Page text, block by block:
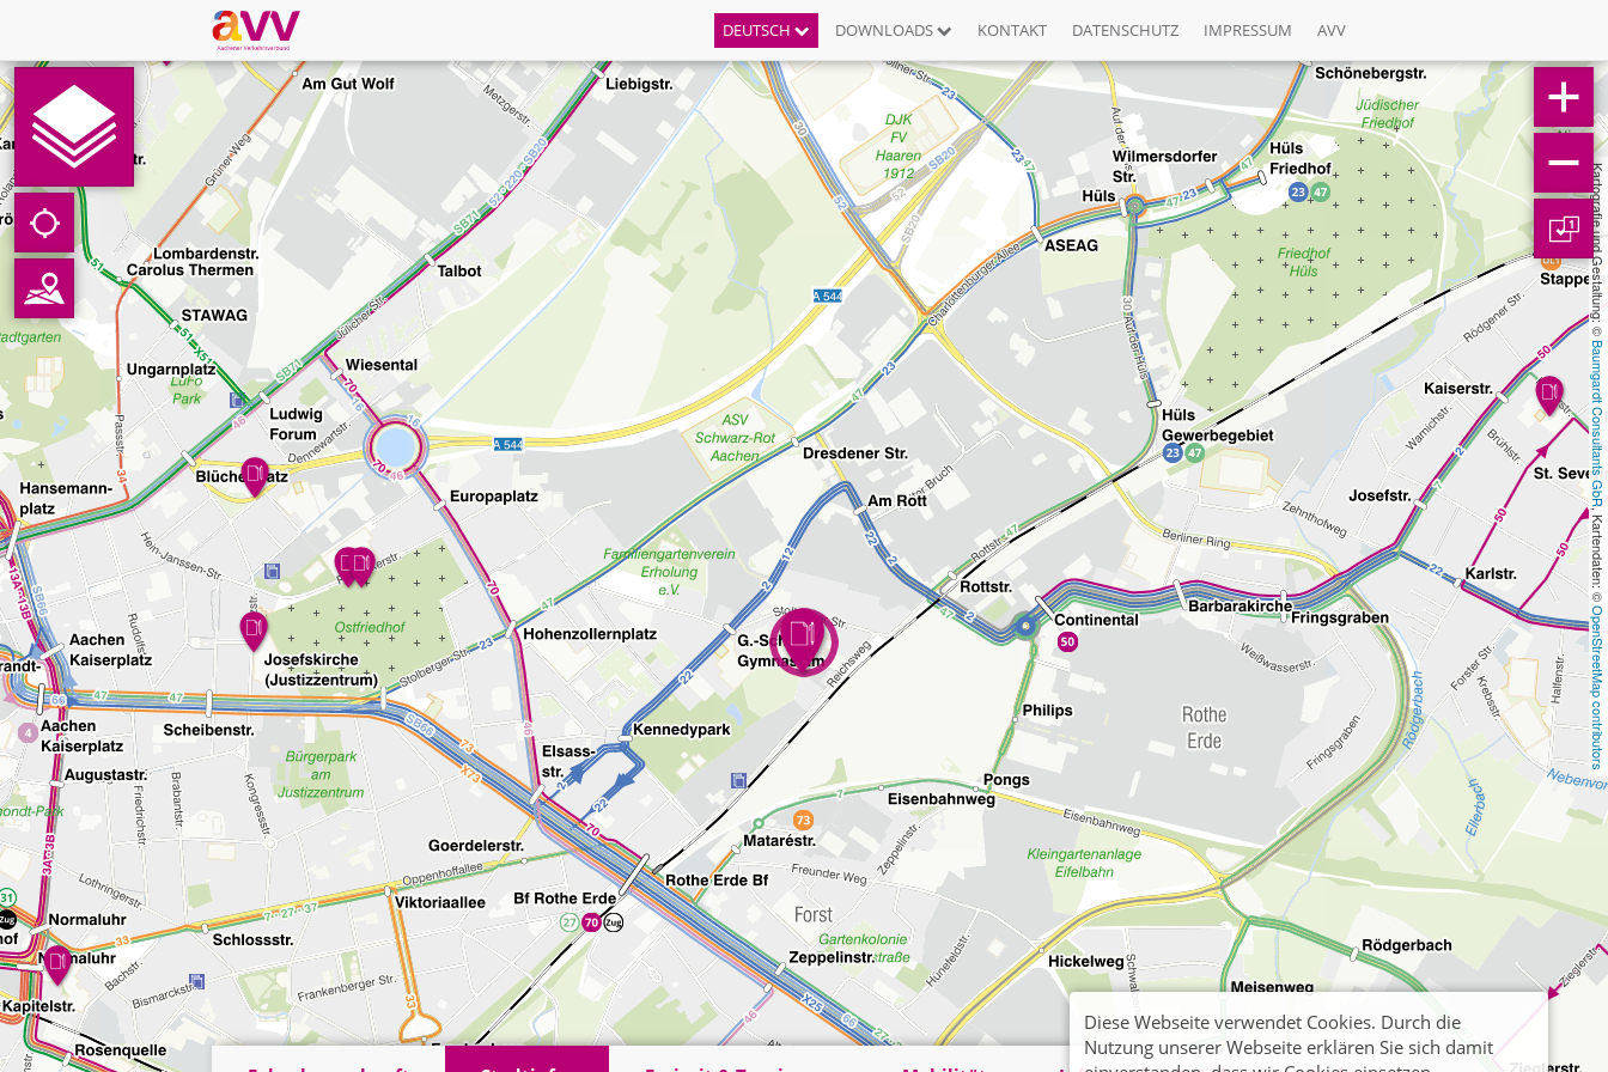
DEUTSCH DOWNLOADS KONTAKT DATENSCHUTZ IMPRESSUM AVV
Kartografie und Gestaltung: ©
Baumgardt Consultants GbR
, Kartendaten: ©
OpenStreetMap contributors
1
Diese Webseite verwendet Cookies. Durch die
Nutzung unserer Webseite erklären Sie sich damit